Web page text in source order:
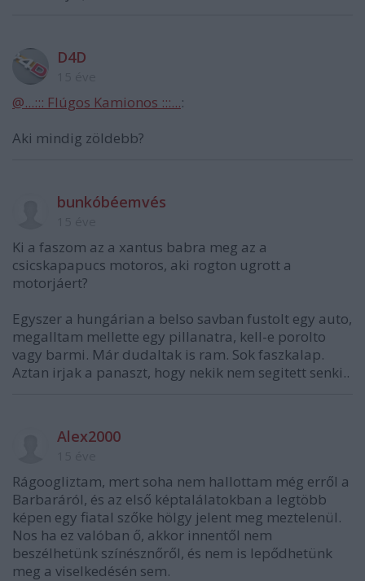
D4D
@...::: Flúgos Kamionos :::...:
Aki mindig zöldebb?
bunkóbéemvés
Ki a faszom az a xantus babra meg az a
csicskapapucs motoros, aki rogton ugrott a
motorjáert?
Egyszer a hungárian a belso savban fustolt egy auto,
megalltam mellette egy pillanatra, kell-e porolto
vagy barmi. Már dudaltak is ram. Sok faszkalap.
Aztan irjak a panaszt, hogy nekik nem segitett senki..
Alex2000
Rágoogliztam, mert soha nem hallottam még erről a
Barbaráról, és az első képtalálatokban a legtöbb
képen egy fiatal szőke hölgy jelent meg meztelenül.
Nos ha ez valóban ő, akkor innentől nem
beszélhetünk színésznőről, és nem is lepődhetünk
meg a viselkedésén sem.